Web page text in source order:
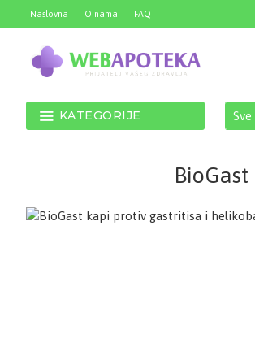
Naslovna O nama FAQ
KATEGORIJE Sve